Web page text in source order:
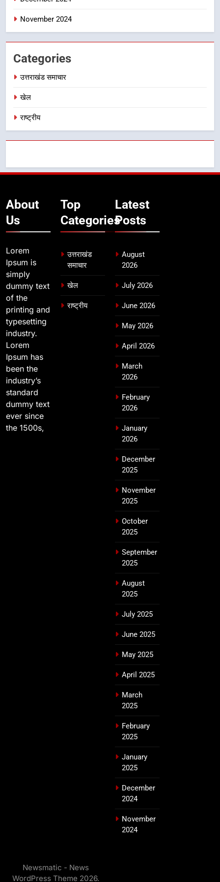
November 2024
Categories
उत्तराखंड समाचार
खेल
राष्ट्रीय
About
Us
Lorem
Ipsum is
simply
dummy text
of the
printing and
typesetting
industry.
Lorem
Ipsum has
been the
industry’s
standard
dummy text
ever since
the 1500s,
Top
Categories
उत्तराखंड
समाचार
खेल
राष्ट्रीय
Latest
Posts
August
2026
July 2026
June 2026
May 2026
April 2026
March
2026
February
2026
January
2026
December
2025
November
2025
October
2025
September
2025
August
2025
July 2025
June 2025
May 2025
April 2025
March
2025
February
2025
January
2025
December
2024
November
2024
Newsmatic - News
WordPress Theme 2026.